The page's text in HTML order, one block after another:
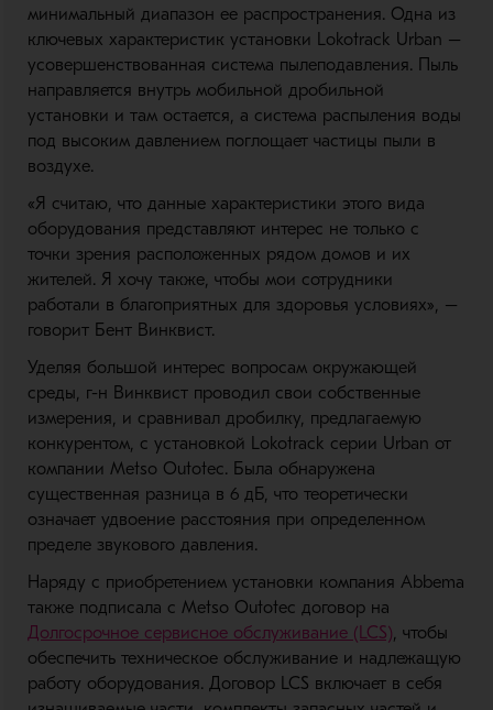
минимальный диапазон ее распространения. Одна из
ключевых характеристик установки Lokotrack Urban –
усовершенствованная система пылеподавления. Пыль
направляется внутрь мобильной дробильной
установки и там остается, а система распыления воды
под высоким давлением поглощает частицы пыли в
воздухе.
«Я считаю, что данные характеристики этого вида
оборудования представляют интерес не только с
точки зрения расположенных рядом домов и их
жителей. Я хочу также, чтобы мои сотрудники
работали в благоприятных для здоровья условиях», –
говорит Бент Винквист.
Уделяя большой интерес вопросам окружающей
среды, г-н Винквист проводил свои собственные
измерения, и сравнивал дробилку, предлагаемую
конкурентом, с установкой Lokotrack серии Urban от
компании Metso Outotec. Была обнаружена
существенная разница в 6 дБ, что теоретически
означает удвоение расстояния при определенном
пределе звукового давления.
Наряду с приобретением установки компания Abbema
также подписала с Metso Outotec договор на
Долгосрочное сервисное обслуживание (LCS), чтобы
обеспечить техническое обслуживание и надлежащую
работу оборудования. Договор LCS включает в себя